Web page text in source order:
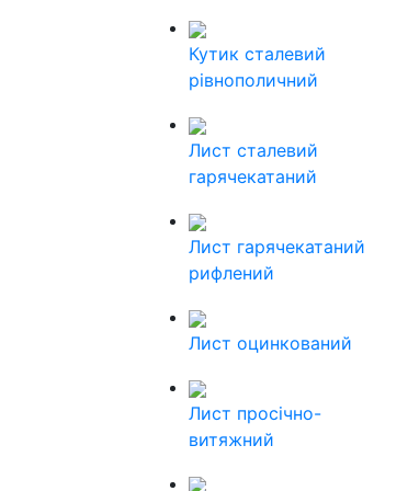
Кутик сталевий
рівнополичний
Лист сталевий
гарячекатаний
Лист гарячекатаний
рифлений
Лист оцинкований
Лист просічно-
витяжний